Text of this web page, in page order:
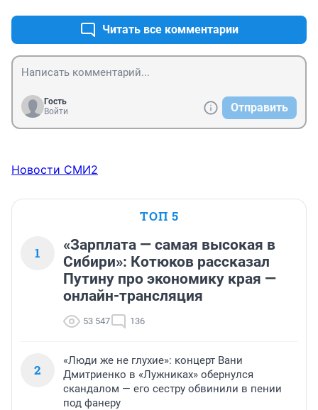
Читать все комментарии
Гость
Войти
Отправить
Новости СМИ2
ТОП 5
1
«Зарплата — самая высокая в
Сибири»: Котюков рассказал
Путину про экономику края —
онлайн-трансляция
53 547 136
2
«Люди же не глухие»: концерт Вани
Дмитриенко в «Лужниках» обернулся
скандалом — его сестру обвинили в пении
под фанеру